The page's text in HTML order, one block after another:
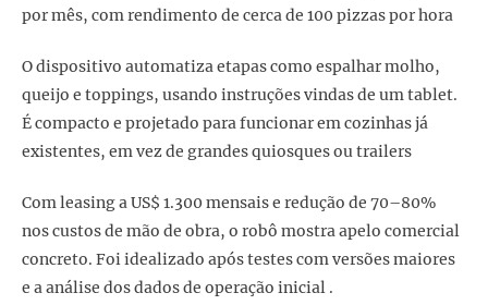
por mês, com rendimento de cerca de 100 pizzas por hora
O dispositivo automatiza etapas como espalhar molho,
queijo e toppings, usando instruções vindas de um tablet.
É compacto e projetado para funcionar em cozinhas já
existentes, em vez de grandes quiosques ou trailers
Com leasing a US$ 1.300 mensais e redução de 70–80%
nos custos de mão de obra, o robô mostra apelo comercial
concreto. Foi idealizado após testes com versões maiores
e a análise dos dados de operação inicial .